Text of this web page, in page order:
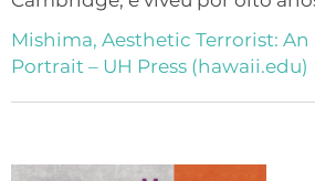
Mishima, Aesthetic Terrorist:
Portrait – UH Press (hawaii.edu)